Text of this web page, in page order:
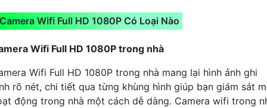
Camera Wifi Full HD 1080P Có Loại Nào
Wifi Full HD 1080P trong nhà
Wifi Full HD 1080P trong nhà mang lại hình ảnh ghi
rõ nét, chi tiết qua từng khùng hình giúp bạn giám sát
động trong nhà một cách dễ dàng. Camera wifi trong